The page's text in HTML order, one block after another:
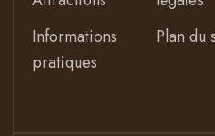
Informations
pratiques
Plan du